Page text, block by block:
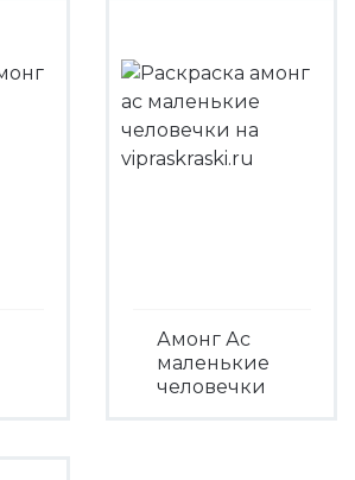
Амонг Ас
маленькие
человечки